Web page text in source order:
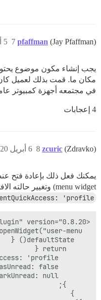
pfaffman (Jay Pfaffman) 5 أبريل 2020، 12:24م 7
يجب إنشاء مكون موضوع
مكان ما. قمت بذلك لعميل
في مجتمعه أجهزة كمبيوتر
4 إعجابات
zcuric (Zdravko) 6 أبريل 2020، 1:56م 8
menu widget) وتغيير حالته الافتراضية. ببساطة غيّر:
'profile',